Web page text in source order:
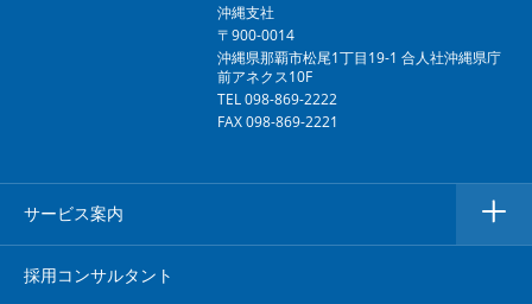
沖縄支社
〒900-0014
沖縄県那覇市松尾1丁目19-1 合人社沖縄県庁
前アネクス10F
TEL 098-869-2222
FAX 098-869-2221
サービス案内
採用コンサルタント